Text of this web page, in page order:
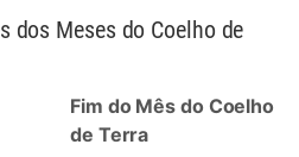
dos Meses do Coelho de
Fim do Mês do Coelho
de Terra